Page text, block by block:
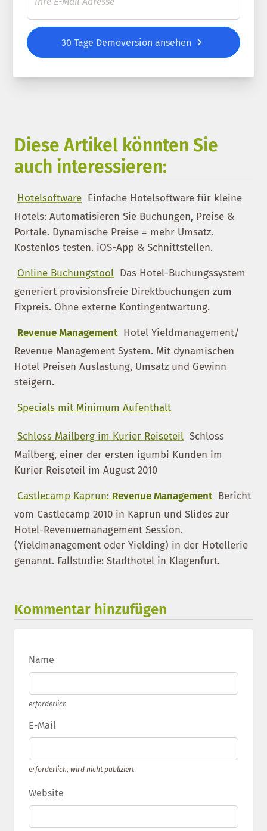
30 Tage Demoversion ansehen
Diese Artikel könnten Sie
auch interessieren:
Hotelsoftware Einfache Hotelsoftware für kleine
Hotels: Automatisieren Sie Buchungen, Preise &
Portale. Dynamische Preise = mehr Umsatz.
Kostenlos testen. iOS-App & Schnittstellen.
Online Buchungstool Das Hotel-Buchungssystem
generiert provisionsfreie Direktbuchungen zum
Fixpreis. Ohne externe Kontingentwartung.
Revenue Management Hotel Yieldmanagement/
Revenue Management System. Mit dynamischen
Hotel Preisen Auslastung, Umsatz und Gewinn
steigern.
Specials mit Minimum Aufenthalt
Schloss Mailberg im Kurier Reiseteil Schloss
Mailberg, einer der ersten igumbi Kunden im
Kurier Reiseteil im August 2010
Castlecamp Kaprun: Revenue Management Bericht
vom Castlecamp 2010 in Kaprun und Slides zur
Hotel-Revenuemanagement Session.
(Yieldmanagement oder Yielding) in der Hotellerie
genannt. Fallstudie: Stadthotel in Klagenfurt.
Kommentar hinzufügen
Name
erforderlich
E-Mail
erforderlich, wird nicht publiziert
Website